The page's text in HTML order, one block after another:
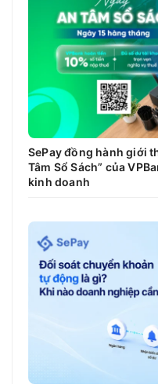
SePay đồng hành giới
Tâm Sổ Sách” của
kinh doanh